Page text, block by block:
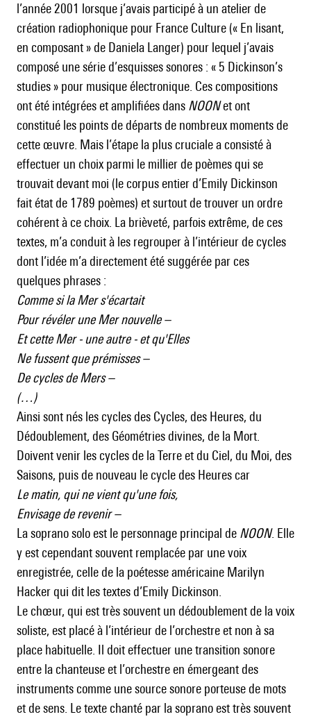
l’année 2001 lorsque j’avais participé à un atelier de
création radiophonique pour France Culture (« En lisant,
en composant » de Daniela Langer) pour lequel j’avais
composé une série d’esquisses sonores : « 5 Dickinson’s
studies » pour musique électronique. Ces compositions
ont été intégrées et amplifiées dans NOONet ont
constitué les points de départs de nombreux moments de
cette œuvre. Mais l’étape la plus cruciale a consisté à
effectuer un choix parmi le millier de poèmes qui se
trouvait devant moi (le corpus entier d’Emily Dickinson
fait état de 1789 poèmes) et surtout de trouver un ordre
cohérent à ce choix. La brièveté, parfois extrême, de ces
textes, m’a conduit à les regrouper à l’intérieur de cycles
dont l’idée m’a directement été suggérée par ces
quelques phrases :
Comme si la Mer s'écartait
Pour révéler une Mer nouvelle –
Et cette Mer - une autre - et qu'Elles
Ne fussent que prémisses –
De cycles de Mers –
(…)
Ainsi sont nés les cycles des Cycles, des Heures, du
Dédoublement, des Géométries divines, de la Mort.
Doivent venir les cycles de la Terre et du Ciel, du Moi, des
Saisons, puis de nouveau le cycle des Heures car
Le matin, qui ne vient qu'une fois,
Envisage de revenir –
La soprano solo est le personnage principal de NOON. Elle
y est cependant souvent remplacée par une voix
enregistrée, celle de la poétesse américaine Marilyn
Hacker qui dit les textes d’Emily Dickinson.
Le chœur, qui est très souvent un dédoublement de la voix
soliste, est placé à l’intérieur de l’orchestre et non à sa
place habituelle. Il doit effectuer une transition sonore
entre la chanteuse et l’orchestre en émergeant des
instruments comme une source sonore porteuse de mots
et de sens. Le texte chanté par la soprano est très souvent